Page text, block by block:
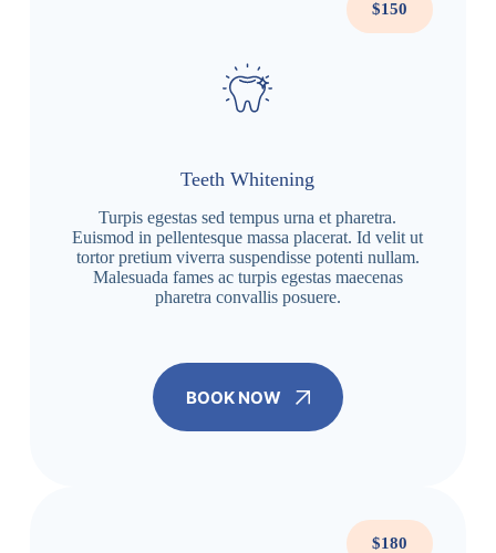
$150
Teeth Whitening
Turpis egestas sed tempus urna et pharetra.
Euismod in pellentesque massa placerat. Id velit ut
tortor pretium viverra suspendisse potenti nullam.
Malesuada fames ac turpis egestas maecenas
pharetra convallis posuere.
BOOK NOW
$180